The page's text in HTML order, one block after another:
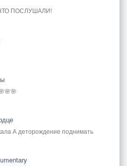
ПОСЛУШАЛИ!
А деторождение поднимать